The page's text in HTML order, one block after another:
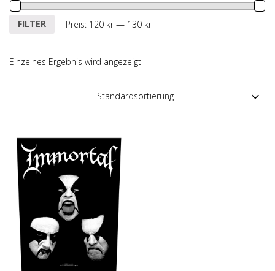
Min.
Max.
FILTER Preis: 120 kr— 130 kr
Einzelnes Ergebnis wird angezeigt